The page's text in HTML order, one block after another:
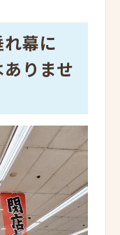
れ幕に
りませ